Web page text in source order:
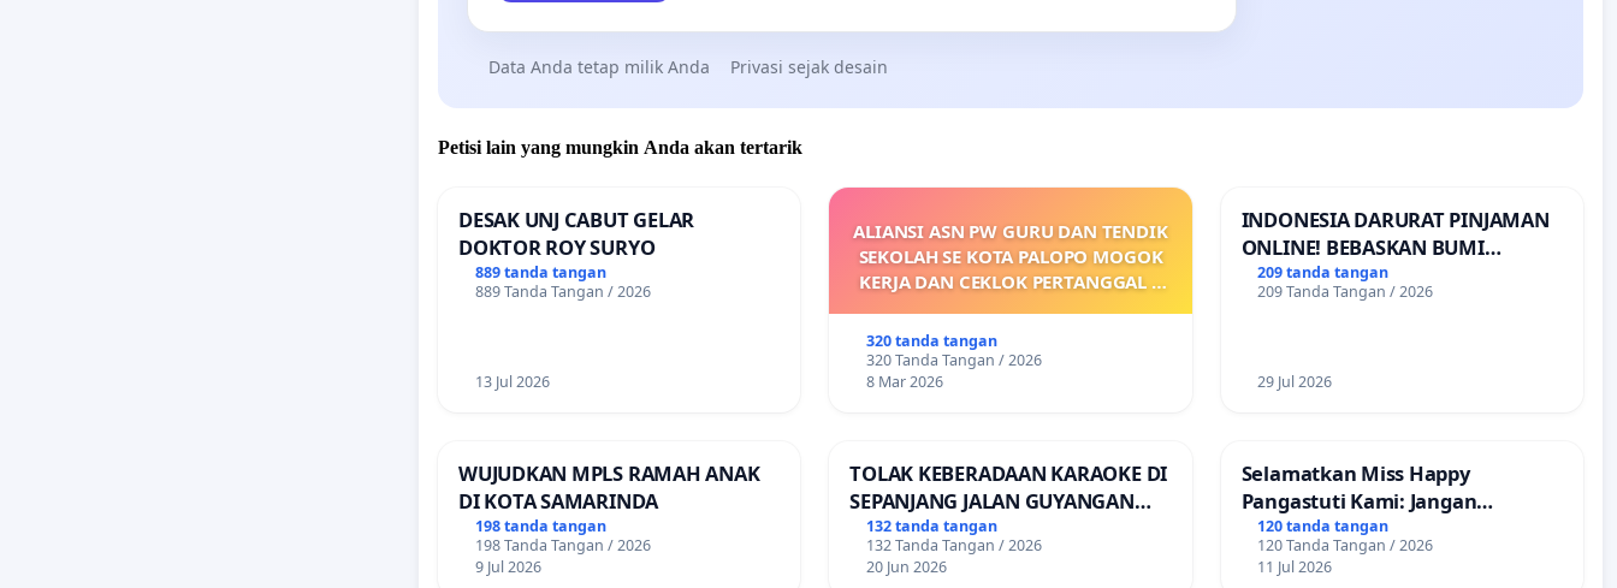
Data Anda tetap milik Anda Privasi sejak desain
Petisi lain yang mungkin Anda akan tertarik
DESAK UNJ CABUT GELAR
DOKTOR ROY SURYO
889 tanda tangan
889 Tanda Tangan / 2026
13 Jul 2026
ALIANSI ASN PW GURU DAN TENDIK
SEKOLAH SE KOTA PALOPO MOGOK
KERJA DAN CEKLOK PERTANGGAL 9
DIKELUARKANNYA SK KONTRAK
UPAH DAN KEJELASAN SUMBER GAJI
320 tanda tangan
320 Tanda Tangan / 2026
8 Mar 2026
INDONESIA DARURAT PINJAMAN
ONLINE! BEBASKAN BUMI
PERTIWI DARI TEROR PINJAMAN
ONLINE! TUTUP PINJOL!
209 tanda tangan
209 Tanda Tangan / 2026
29 Jul 2026
WUJUDKAN MPLS RAMAH ANAK
DI KOTA SAMARINDA
198 tanda tangan
198 Tanda Tangan / 2026
9 Jul 2026
TOLAK KEBERADAAN KARAOKE DI
SEPANJANG JALAN GUYANGAN
(Trangkil) - JETAK (Wedarijaksa)
Kab. PATI
132 tanda tangan
132 Tanda Tangan / 2026
20 Jun 2026
Selamatkan Miss Happy
Pangastuti Kami: Jangan
Putuskan Pengabdian yang Telah
Teruji
120 tanda tangan
120 Tanda Tangan / 2026
11 Jul 2026